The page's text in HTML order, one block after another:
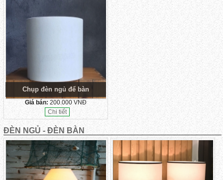
Chụp đèn ngủ để bàn
Giá bán:200.000 VNĐ
Chi tiết
ĐÈN NGỦ - ĐÈN BÀN